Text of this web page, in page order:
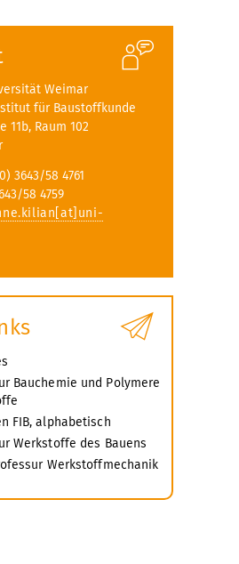
Weimar
für Baustoffkunde
11b, Raum 102
3643/58 4761
58 4759
Bauchemie und Polymere
FIB, alphabetisch
Werkstoffe des Bauens
Werkstoffmechanik